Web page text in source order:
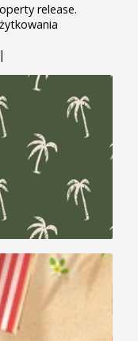
release.
|